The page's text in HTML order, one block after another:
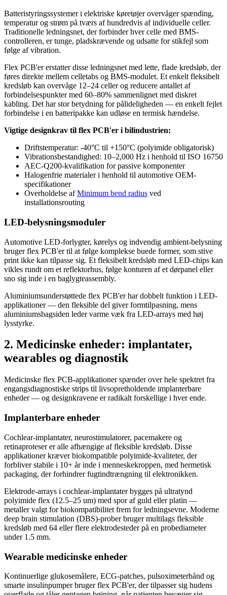
Batteristyringssystemer i elektriske køretøjer overvåger spænding,
temperatur og strøm på tværs af hundredvis af individuelle celler.
Traditionelle ledningsnet, der forbinder hver celle med BMS-
controlleren, er tunge, pladskrævende og udsatte for stikfejl som
følge af vibration.
Flex PCB'er erstatter disse ledningsnet med lette, flade kredsløb, der
føres direkte mellem celletabs og BMS-modulet. Et enkelt fleksibelt
kredsløb kan overvåge 12–24 celler og reducere antallet af
forbindelsespunkter med 60–80% sammenlignet med diskret
kabling. Det har stor betydning for pålideligheden — en enkelt fejlet
forbindelse i en batteripakke kan udløse en termisk hændelse.
Vigtige designkrav til flex PCB'er i bilindustrien:
Driftstemperatur: -40°C til +150°C (polyimide obligatorisk)
Vibrationsbestandighed: 10–2,000 Hz i henhold til ISO 16750
AEC-Q200-kvalifikation for passive komponenter
Halogenfrie materialer i henhold til automotive OEM-
specifikationer
Overholdelse afMinimum bend radius ved
installationsrouting
LED-belysningsmoduler
Automotive LED-forlygter, kørelys og indvendig ambient-belysning
bruger flex PCB'er til at følge komplekse buede former, som stive
print ikke kan tilpasse sig. Et fleksibelt kredsløb med LED-chips kan
vikles rundt om et reflektorhus, følge konturen af et dørpanel eller
sno sig inde i en baglygteassembly.
Aluminiumsunderstøttede flex PCB'er har dobbelt funktion i LED-
applikationer — den fleksible del giver formtilpasning, mens
aluminiumsbagsiden leder varme væk fra LED-arrays med høj
lysstyrke.
2. Medicinske enheder: implantater,
wearables og diagnostik
Medicinske flex PCB-applikationer spænder over hele spektret fra
engangsdiagnostiske strips til livsopretholdende implanterbare
enheder — og designkravene er radikalt forskellige i hver ende.
Implanterbare enheder
Cochlear-implantater, neurostimulatorer, pacemakere og
retinaproteser er alle afhængige af fleksible kredsløb. Disse
applikationer kræver biokompatible polyimide-kvaliteter, der
forbliver stabile i 10+ år inde i menneskekroppen, med hermetisk
packaging, der forhindrer fugtindtrængning til elektronikken.
Elektrode-arrays i cochlear-implantater bygges på ultratynd
polyimide flex (12.5–25 um) med spor af guld eller platin —
metaller valgt for biokompatibilitet frem for ledningsevne. Moderne
deep brain stimulation (DBS)-prober bruger multilags fleksible
kredsløb med 64 eller flere elektrodesteder på en probediameter
under 1.5 mm.
Wearable medicinske enheder
Kontinuerlige glukosemålere, ECG-patches, pulsoximeterbånd og
smarte insulinpumper bruger flex PCB'er, der tilpasser sig hudens